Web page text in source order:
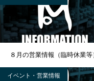
８月の営業情報（臨時休業等
イベント・営業情報